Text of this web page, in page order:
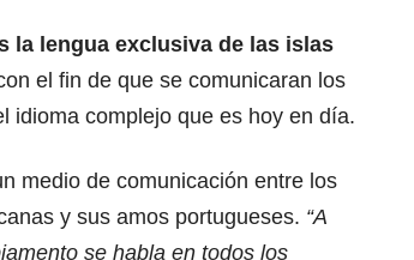
la lengua exclusiva de las islas
el fin de que se comunicaran los
idioma complejo que es hoy en día.
medio de comunicación entre los
y sus amos portugueses. “A
se habla en todos los